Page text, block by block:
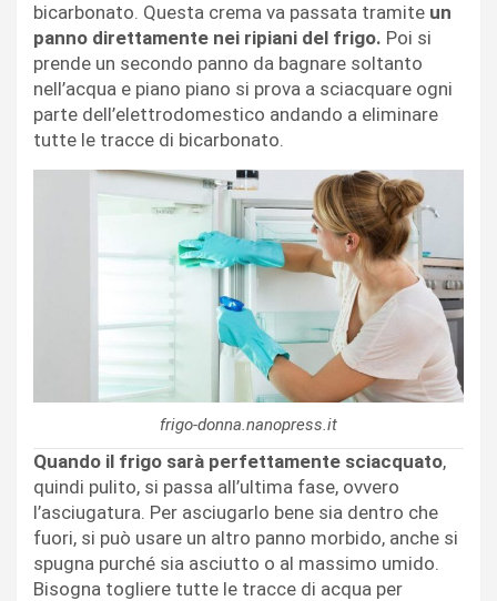
bicarbonato. Questa crema va passata tramite un
panno direttamente nei ripiani del frigo. Poi si
prende un secondo panno da bagnare soltanto
nell’acqua e piano piano si prova a sciacquare ogni
parte dell’elettrodomestico andando a eliminare
tutte le tracce di bicarbonato.
frigo-donna.nanopress.it
Quando il frigo sarà perfettamente sciacquato,
quindi pulito, si passa all’ultima fase, ovvero
l’asciugatura. Per asciugarlo bene sia dentro che
fuori, si può usare un altro panno morbido, anche si
spugna purché sia asciutto o al massimo umido.
Bisogna togliere tutte le tracce di acqua per